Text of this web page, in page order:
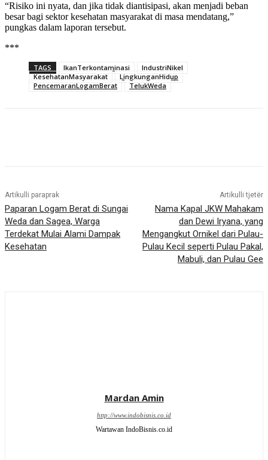
“Risiko ini nyata, dan jika tidak diantisipasi, akan menjadi beban
besar bagi sektor kesehatan masyarakat di masa mendatang,”
pungkas dalam laporan tersebut.
***
TAGS IkanTerkontaminasi
IndustriNikel
KesehatanMasyarakat
LingkunganHidup
PencemaranLogamBerat
TelukWeda
Artikulli paraprak
Paparan Logam Berat di Sungai
Weda dan Sagea, Warga
Terdekat Mulai Alami Dampak
Kesehatan
Artikulli tjetër
Nama Kapal JKW Mahakam
dan Dewi Iryana, yang
Mengangkut Ornikel dari Pulau-
Pulau Kecil seperti Pulau Pakal,
Mabuli, dan Pulau Gee
Mardan Amin
http://www.indobisnis.co.id
Wartawan IndoBisnis.co.id